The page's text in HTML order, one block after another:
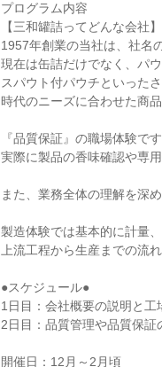
プログラム内容
【三和罐詰ってどんな会社】
1957年創業の当社は、社名
現在は缶詰だけでなく、パ
スパウト付パウチといった
時代のニーズに合わせた商
『品質保証』の職場体験です
実際に製品の香味確認や専
また、業務全体の理解を深
製造体験では基本的に計量
上流工程から生産までの流
●スケジュール●
1日目：会社概要の説明と工
2日目：品質管理や品質保証
開催日：12月～2月頃